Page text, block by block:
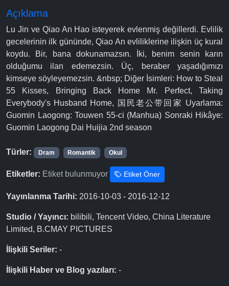
Açıklama
Lu Jin ve Qiao An Hao isteyerek evlenmiş değillerdi. Evlilik
gecelerinin ilk gününde, Qiao An evliliklerine ilişkin üç kural
koydu. Bir, bana dokunamazsın. İki, benim senin karın
olduğumu ilan edemezsin. Üç, beraber yaşadığımızı
kimseye söyleyemezsin. &nbsp; Diğer İsimleri: How to Steal
55 Kisses, Bringing Back Home Mr. Perfect, Taking
Everybody's Husband Home, 国民老公带回家 Uyarlama:
Guomin Laogong: Touwen 55-ci (Manhua) Sonraki Hikâye:
Guomin Laogong Dai Huijia 2nd season
Türler: Dram Romantik Okul
Etiketler: Etiket bulunmuyor Etiket Öner
Yayınlanma Tarihi: 2016-10-03 - 2016-12-12
Studio / Yayıncı: bilibili, Tencent Video, China Literature
Limited, B.CMAY PICTURES
İlişkili Seriler: -
İlişkili Haber ve Blog yazıları: -